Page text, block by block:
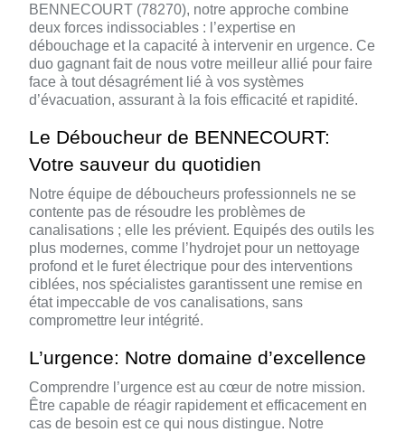
BENNECOURT (78270), notre approche combine
deux forces indissociables : l’expertise en
débouchage et la capacité à intervenir en urgence. Ce
duo gagnant fait de nous votre meilleur allié pour faire
face à tout désagrément lié à vos systèmes
d’évacuation, assurant à la fois efficacité et rapidité.
Le Déboucheur de BENNECOURT:
Votre sauveur du quotidien
Notre équipe de déboucheurs professionnels ne se
contente pas de résoudre les problèmes de
canalisations ; elle les prévient. Equipés des outils les
plus modernes, comme l’hydrojet pour un nettoyage
profond et le furet électrique pour des interventions
ciblées, nos spécialistes garantissent une remise en
état impeccable de vos canalisations, sans
compromettre leur intégrité.
L’urgence: Notre domaine d’excellence
Comprendre l’urgence est au cœur de notre mission.
Être capable de réagir rapidement et efficacement en
cas de besoin est ce qui nous distingue. Notre